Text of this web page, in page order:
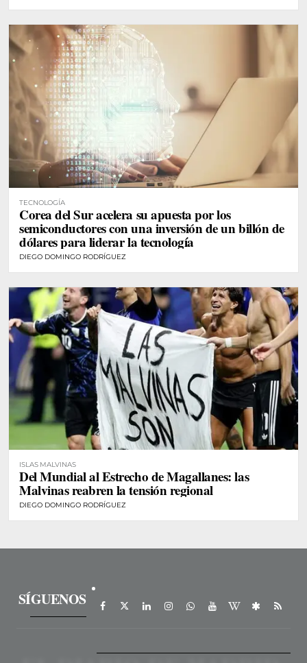
TECNOLOGÍA
Corea del Sur acelera su apuesta por los
semiconductores con una inversión de un billón de
dólares para liderar la tecnología
DIEGO DOMINGO RODRÍGUEZ
ISLAS MALVINAS
Del Mundial al Estrecho de Magallanes: las
Malvinas reabren la tensión regional
DIEGO DOMINGO RODRÍGUEZ
SÍGUENOS